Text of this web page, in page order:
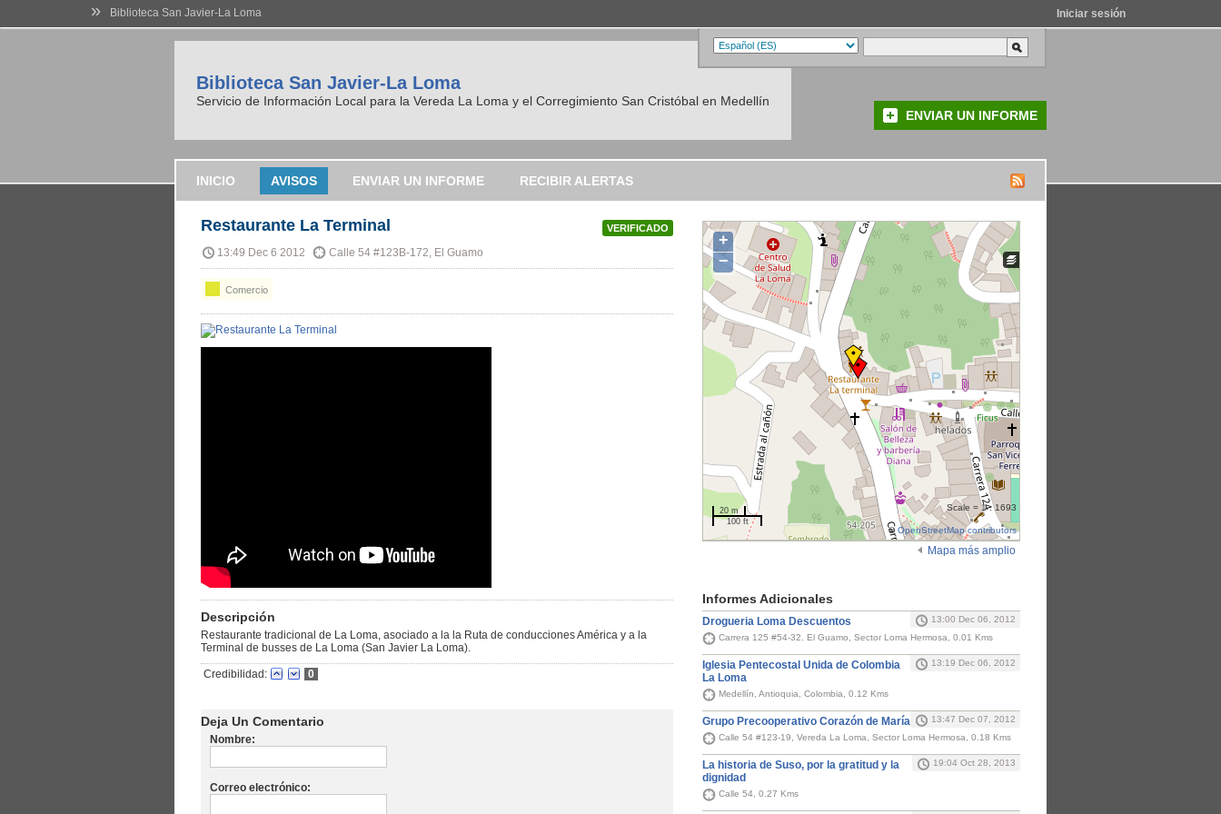
» Biblioteca San Javier-La Loma Iniciar sesión
Biblioteca San Javier-La Loma
Servicio de Información Local para la Vereda La Loma y el Corregimiento San Cristóbal en Medellín
ENVIAR UN INFORME
INICIO AVISOS ENVIAR UN INFORME RECIBIR ALERTAS
VERIFICADO
Restaurante La Terminal
13:49 Dec 6 2012 Calle 54 #123B-172, El Guamo
Comercio
Descripción
Restaurante tradicional de La Loma, asociado a la la Ruta de conducciones América y a la
Terminal de busses de La Loma (San Javier La Loma).
Credibilidad: 0
Deja Un Comentario
Nombre:
Correo electrónico:
+
−
20 m
100 ft
Scale = 1 : 1693
©OpenStreetMap contributors
Mapa más amplio
Informes Adicionales
Drogueria Loma Descuentos
13:00 Dec 06, 2012
Carrera 125 #54-32. El Guamo, Sector Loma Hermosa, 0.01 Kms
Iglesia Pentecostal Unida de Colombia
La Loma
13:19 Dec 06, 2012
Medellín, Antioquia, Colombia, 0.12 Kms
Grupo Precooperativo Corazón de María
13:47 Dec 07, 2012
Calle 54 #123-19, Vereda La Loma, Sector Loma Hermosa, 0.18 Kms
La historia de Suso, por la gratitud y la
dignidad
19:04 Oct 28, 2013
Calle 54, 0.27 Kms